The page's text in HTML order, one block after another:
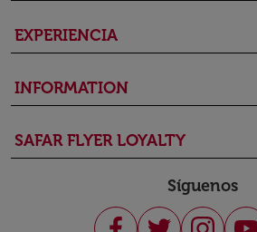
EXPERIENCIA
INFORMATION
SAFAR FLYER LOYALTY
Síguenos